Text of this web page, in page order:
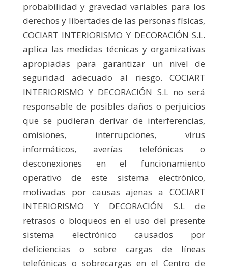
probabilidad y gravedad variables para los
derechos y libertades de las personas físicas,
COCIART INTERIORISMO Y DECORACIÓN S.L.
aplica las medidas técnicas y organizativas
apropiadas para garantizar un nivel de
seguridad adecuado al riesgo. COCIART
INTERIORISMO Y DECORACIÓN S.L no será
responsable de posibles daños o perjuicios
que se pudieran derivar de interferencias,
omisiones, interrupciones, virus
informáticos, averías telefónicas o
desconexiones en el funcionamiento
operativo de este sistema electrónico,
motivadas por causas ajenas a COCIART
INTERIORISMO Y DECORACIÓN S.L de
retrasos o bloqueos en el uso del presente
sistema electrónico causados por
deficiencias o sobre cargas de líneas
telefónicas o sobrecargas en el Centro de